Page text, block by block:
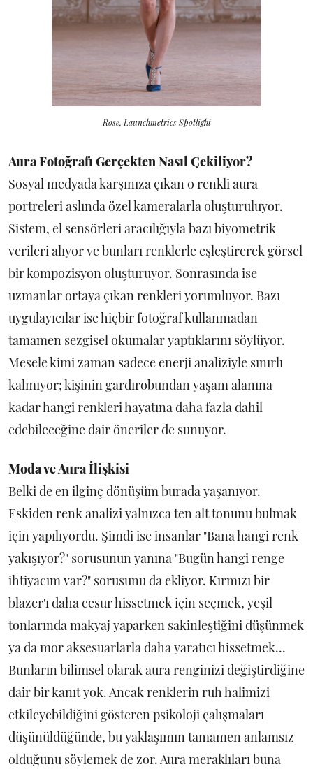
Rose, Launchmetrics Spotlight
Aura Fotoğrafı Gerçekten Nasıl Çekiliyor?
Sosyal medyada karşınıza çıkan o renkli aura
portreleri aslında özel kameralarla oluşturuluyor.
Sistem, el sensörleri aracılığıyla bazı biyometrik
verileri alıyor ve bunları renklerle eşleştirerek görsel
bir kompozisyon oluşturuyor. Sonrasında ise
uzmanlar ortaya çıkan renkleri yorumluyor. Bazı
uygulayıcılar ise hiçbir fotoğraf kullanmadan
tamamen sezgisel okumalar yaptıklarını söylüyor.
Mesele kimi zaman sadece enerji analiziyle sınırlı
kalmıyor; kişinin gardırobundan yaşam alanına
kadar hangi renkleri hayatına daha fazla dahil
edebileceğine dair öneriler de sunuyor.
Moda ve Aura İlişkisi
Belki de en ilginç dönüşüm burada yaşanıyor.
Eskiden renk analizi yalnızca ten alt tonunu bulmak
için yapılıyordu. Şimdi ise insanlar "Bana hangi renk
yakışıyor?" sorusunun yanına "Bugün hangi renge
ihtiyacım var?" sorusunu da ekliyor. Kırmızı bir
blazer'ı daha cesur hissetmek için seçmek, yeşil
tonlarında makyaj yaparken sakinleştiğini düşünmek
ya da mor aksesuarlarla daha yaratıcı hissetmek...
Bunların bilimsel olarak aura renginizi değiştirdiğine
dair bir kanıt yok. Ancak renklerin ruh halimizi
etkileyebildiğini gösteren psikoloji çalışmaları
düşünüldüğünde, bu yaklaşımın tamamen anlamsız
olduğunu söylemek de zor. Aura meraklıları buna